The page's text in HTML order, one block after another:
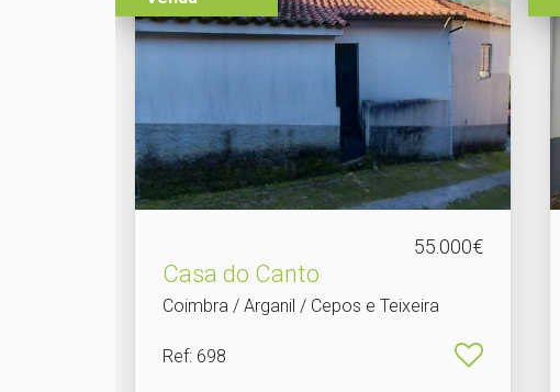
55.000€
Casa do Canto
Coimbra / Arganil / Cepos e Teixeira
Ref: 698